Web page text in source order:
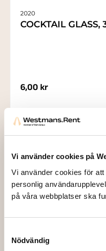
Vi använder cookies på
Vi använder cookies för
personlig
på våra webbplatser ska
Nödvändig
2020
COCKTAIL GLASS,
6,00 kr